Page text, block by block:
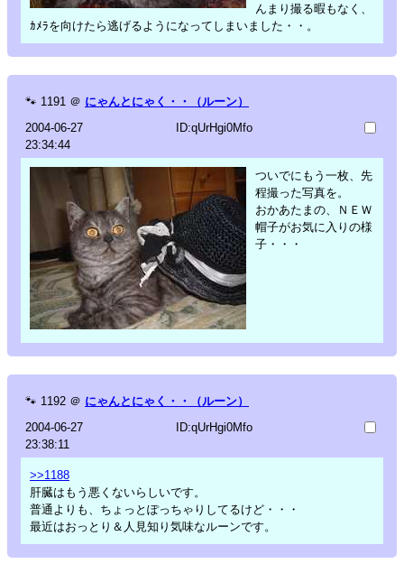
んまり撮る暇もなく、
ｶﾒﾗを向けたら逃げるようになってしまいました・・。
🐾 1191 ＠ にゃんとにゃく・・（ルーン）
2004-06-27
23:34:44
ID:qUrHgi0Mfo
ついでにもう一枚、先
程撮った写真を。
おかあたまの、ＮＥＷ
帽子がお気に入りの様
子・・・
🐾 1192 ＠ にゃんとにゃく・・（ルーン）
2004-06-27
23:38:11
ID:qUrHgi0Mfo
>>1188
肝臓はもう悪くないらしいです。
普通よりも、ちょっとぽっちゃりしてるけど・・・
最近はおっとり＆人見知り気味なルーンです。